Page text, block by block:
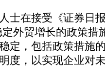
在接受《证券日
外贸增长的政策措
定，包括政策措施
度，以实现企业对